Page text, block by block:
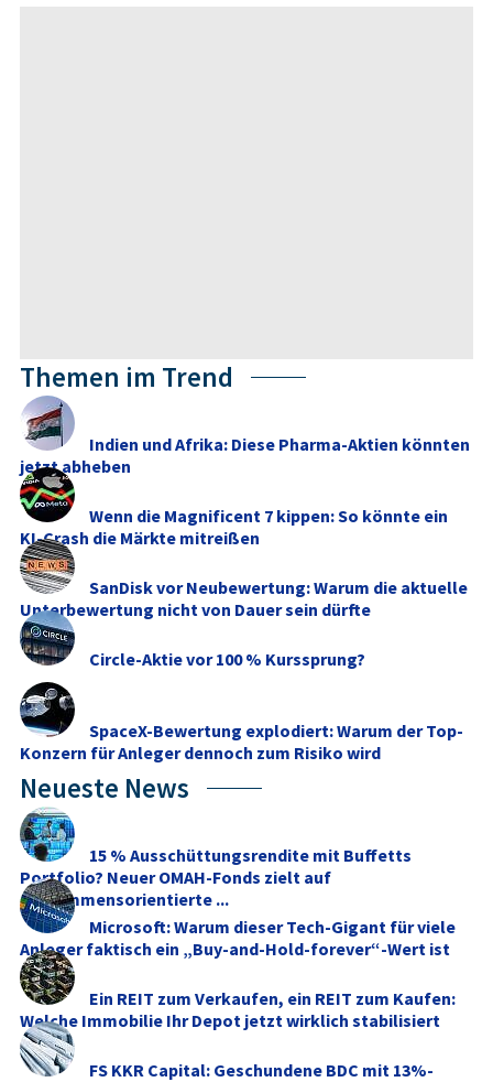
Themen im Trend
Indien und Afrika: Diese Pharma-Aktien könnten
jetzt abheben
Wenn die Magnificent 7 kippen: So könnte ein
KI-Crash die Märkte mitreißen
SanDisk vor Neubewertung: Warum die aktuelle
Unterbewertung nicht von Dauer sein dürfte
Circle-Aktie vor 100 % Kurssprung?
SpaceX-Bewertung explodiert: Warum der Top-
Konzern für Anleger dennoch zum Risiko wird
Neueste News
15 % Ausschüttungsrendite mit Buffetts
Portfolio? Neuer OMAH-Fonds zielt auf
einkommensorientierte ...
Microsoft: Warum dieser Tech-Gigant für viele
Anleger faktisch ein „Buy-and-Hold-forever“-Wert ist
Ein REIT zum Verkaufen, ein REIT zum Kaufen:
Welche Immobilie Ihr Depot jetzt wirklich stabilisiert
FS KKR Capital: Geschundene BDC mit 13%-